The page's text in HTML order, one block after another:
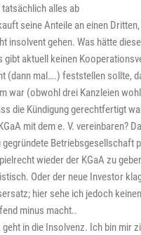
alles ab
seine Anteile an einen
insolvent gehen. Was hätte
gibt aktuell keinen
(dann mal….) feststellen sollte,
war (obwohl drei Kanzleien
die Kündigung gerechtfertigt
mit dem e. V. vereinbaren?
gegründete Betriebsgesellschaft
wieder der KGaA zu
Oder der neue Investor
hier sehe ich jedoch
minus macht..
geht in die Insolvenz. Ich bin mir